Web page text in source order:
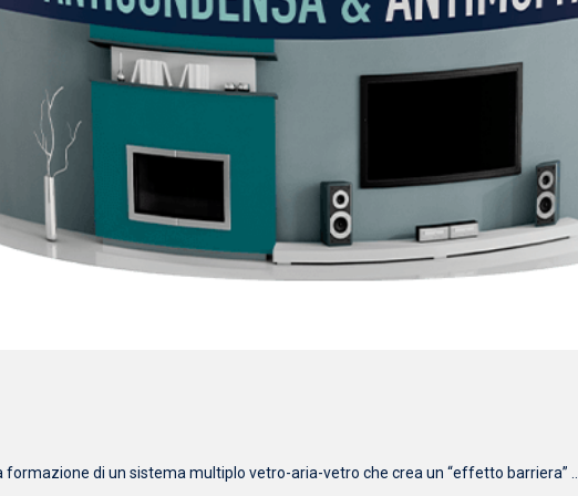
di un sistema multiplo vetro-aria-vetro che crea un “effetto barriera”